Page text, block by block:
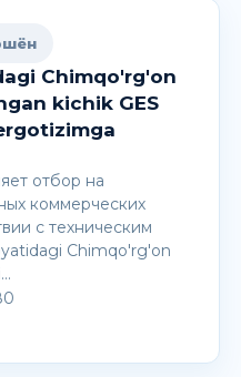
Chimqo'rg'on
kichik GES
отбор на
коммерческих
с техническим
Chimqo'rg'on